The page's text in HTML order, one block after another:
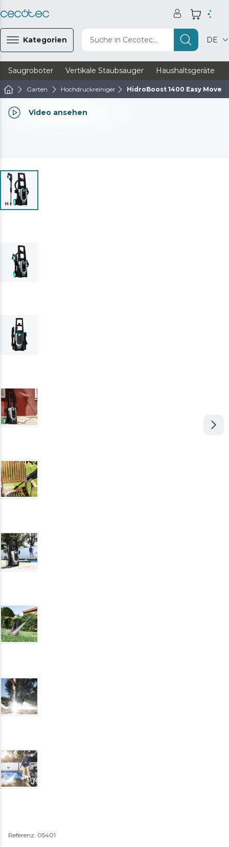
Kategorien Suche in Cecotec... DE
Saugroboter Vertikale Staubsauger Haushaltsgeräte
Garten Hochdruckreiniger HidroBoost 1400 Easy Move
Video ansehen
Referenz: 05401